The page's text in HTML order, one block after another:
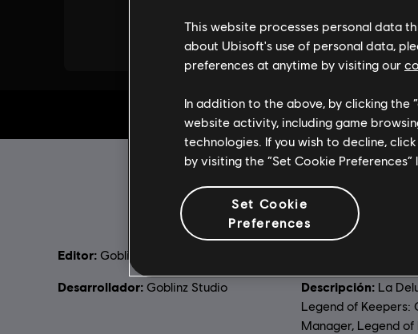
Editor: Goblinz Publishing
Desarrollador: Goblinz Studio Descripción: La
Legend of Keepers:
Manager, Legend of
This website processes personal data
about Ubisoft's use of personal data,
preferences at anytime by visiting our
In addition to the above, by clicking the
website activity, including game
technologies. If you wish to decline,
by visiting the “Set Cookie
Set Cookie
Preferences